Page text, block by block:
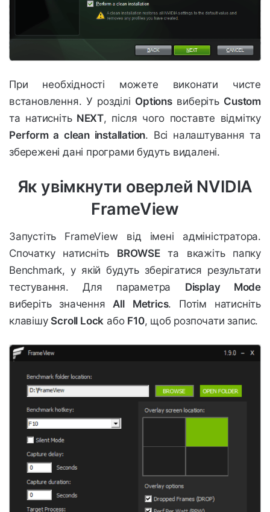
При необхідності можете виконати чисте
встановлення. У розділі Optionsвиберіть Custom
та натиснітьNEXT, після чого поставте відмітку
Perform a clean installation. Всі налаштування та
збережені дані програми будуть видалені.
Як увімкнути оверлей NVIDIA
FrameView
Запустіть FrameView від імені адміністратора.
Спочатку натисніть BROWSEта вкажіть папку
Benchmark, у якій будуть зберігатися результати
тестування. Для параметра Display Mode
виберіть значенняAll Metrics. Потім натисніть
клавішу Scroll Lock або F10, щоб розпочати запис.